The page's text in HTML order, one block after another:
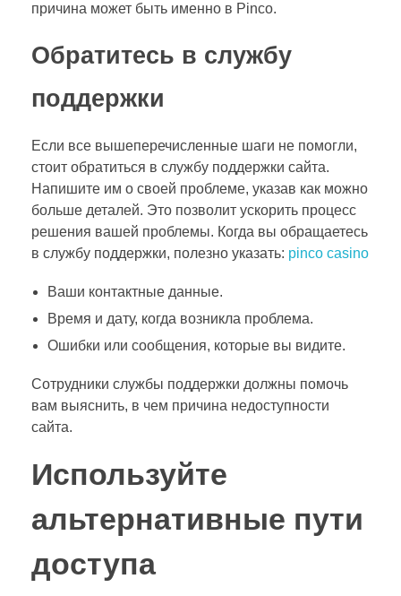
причина может быть именно в Pinco.
Обратитесь в службу
поддержки
Если все вышеперечисленные шаги не помогли,
стоит обратиться в службу поддержки сайта.
Напишите им о своей проблеме, указав как можно
больше деталей. Это позволит ускорить процесс
решения вашей проблемы. Когда вы обращаетесь
в службу поддержки, полезно указать: pinco casino
Ваши контактные данные.
Время и дату, когда возникла проблема.
Ошибки или сообщения, которые вы видите.
Сотрудники службы поддержки должны помочь
вам выяснить, в чем причина недоступности
сайта.
Используйте
альтернативные пути
доступа